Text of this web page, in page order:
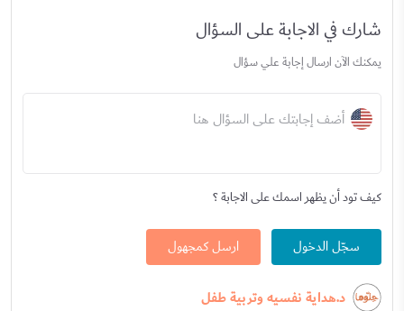
شارك في الاجابة على السؤال
يمكنك الآن ارسال إجابة علي سؤال
أضف إجابتك على السؤال هنا
كيف تود أن يظهر اسمك على الاجابة ؟
سجّل الدخول ارسل كمجهول
د.هداية نفسيه وتربية طفل